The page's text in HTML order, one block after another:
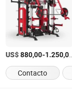
US$880,00-1.250,00
Contacto